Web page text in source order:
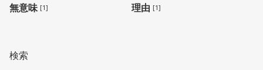
無意味 [1] 理由 [1]
検索